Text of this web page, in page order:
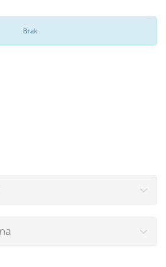
Brak